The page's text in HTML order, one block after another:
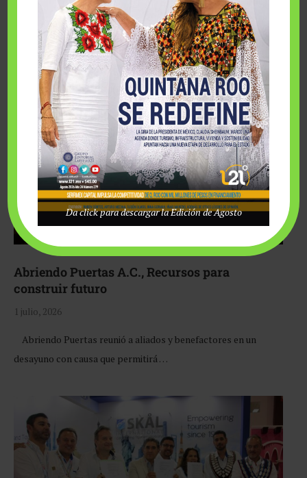
Fairmont Mayakoba y Make-A-Wish México unieron
esfuerzos para hacer realidad el deseo de una …
Abriendo Puertas A.C., Recursos para
construir futuro
1 julio, 2026
Abriendo Puertas reunió a aliados y benefactores en un
desayuno con causa que permitirá …
Da click para descargar la Edición de Agosto